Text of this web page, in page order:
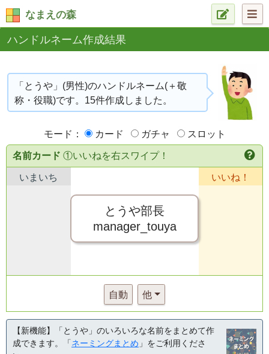
なまえの森
ハンドルネーム作成結果
「とうや」(男性)のハンドルネーム(＋敬
称・役職)です。15件作成しました。
モード： カード ガチャ スロット
名前カード ①いいねを右スワイプ！
いまいち
とうや部長
manager_touya
いいね！
自動 他
【新機能】「とうや」のいろいろな名前をまとめて作
成できます。「ネーミングまとめ 」をご利用くださ